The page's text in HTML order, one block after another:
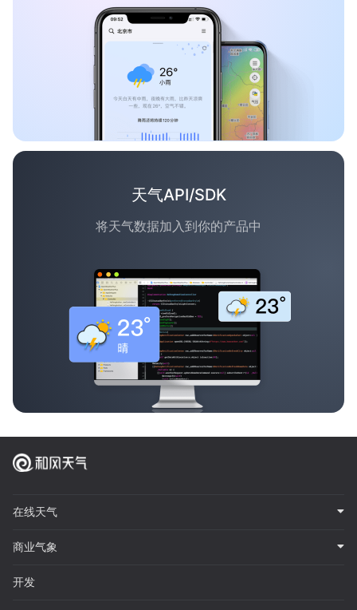
天气API/SDK
将天气数据加入到你的产品中
在线天气
商业气象
开发